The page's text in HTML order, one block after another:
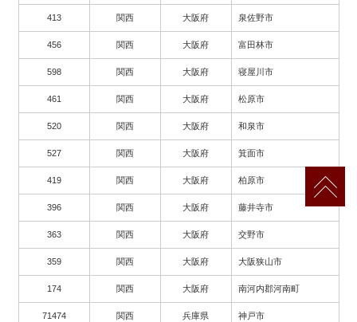
413 関西 大阪府 泉佐野市
456 関西 大阪府 富田林市
598 関西 大阪府 寝屋川市
461 関西 大阪府 松原市
520 関西 大阪府 和泉市
527 関西 大阪府 箕面市
419 関西 大阪府 柏原市
396 関西 大阪府 藤井寺市
363 関西 大阪府 交野市
359 関西 大阪府 大阪狭山市
174 関西 大阪府 南河内郡河南町
71474 関西 兵庫県 神戸市